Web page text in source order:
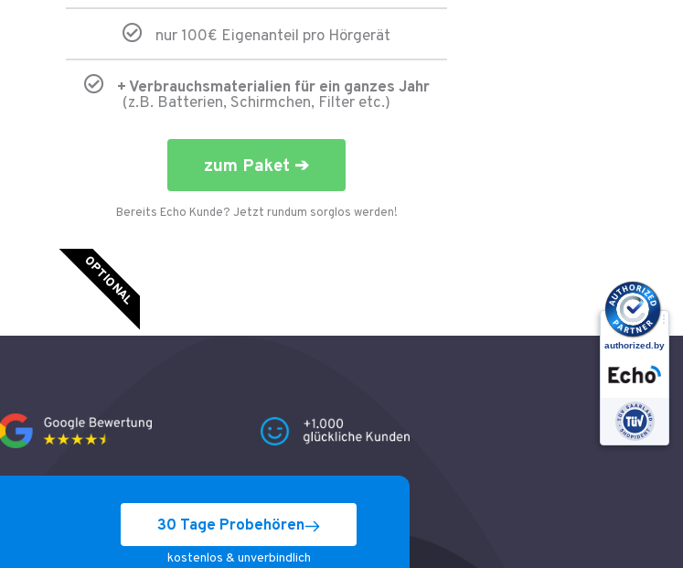
nur 100€ Eigenanteil pro Hörgerät
+ Verbrauchsmaterialien für ein ganzes Jahr
(z.B. Batterien, Schirmchen, Filter etc.)
zum Paket ➔
Bereits Echo Kunde? Jetzt rundum sorglos werden!
OPTIONAL
30 Tage Probehören
kostenlos & unverbindlich